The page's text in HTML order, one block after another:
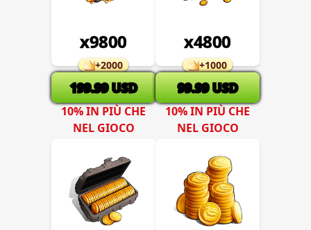
x9800
+2000
199.99 USD
x4800
+1000
99.99 USD
10% IN PIÙ CHE
NEL GIOCO
10% IN PIÙ CHE
NEL GIOCO